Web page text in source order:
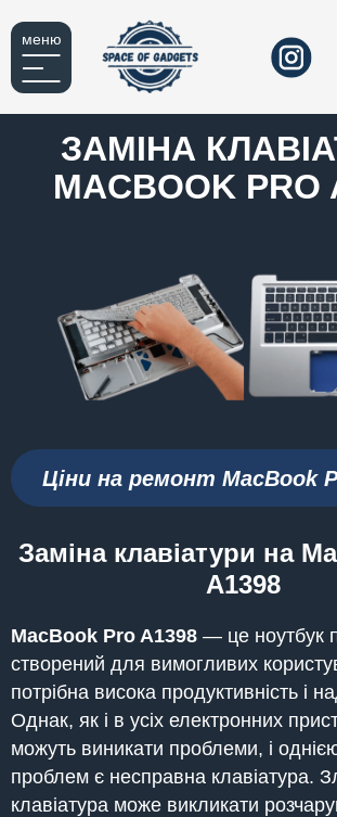
меню
ЗАМІНА
MACBOOK PRO
Ціни на ремонт MacBook
Заміна клавіатури на
A1398
MacBook Pro A1398 — це ноутбук
створений для вимогливих
потрібна висока продуктивність і
Однак, як і в усіх електронних
можуть виникати проблеми, і
проблем є несправна клавіатура.
клавіатура може викликати